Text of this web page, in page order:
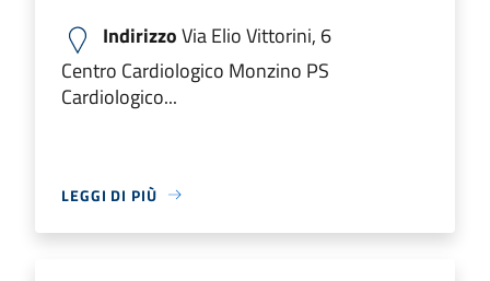
IndirizzoVia Elio Vittorini, 6
Centro Cardiologico Monzino PS
Cardiologico...
LEGGI DI PIÙ